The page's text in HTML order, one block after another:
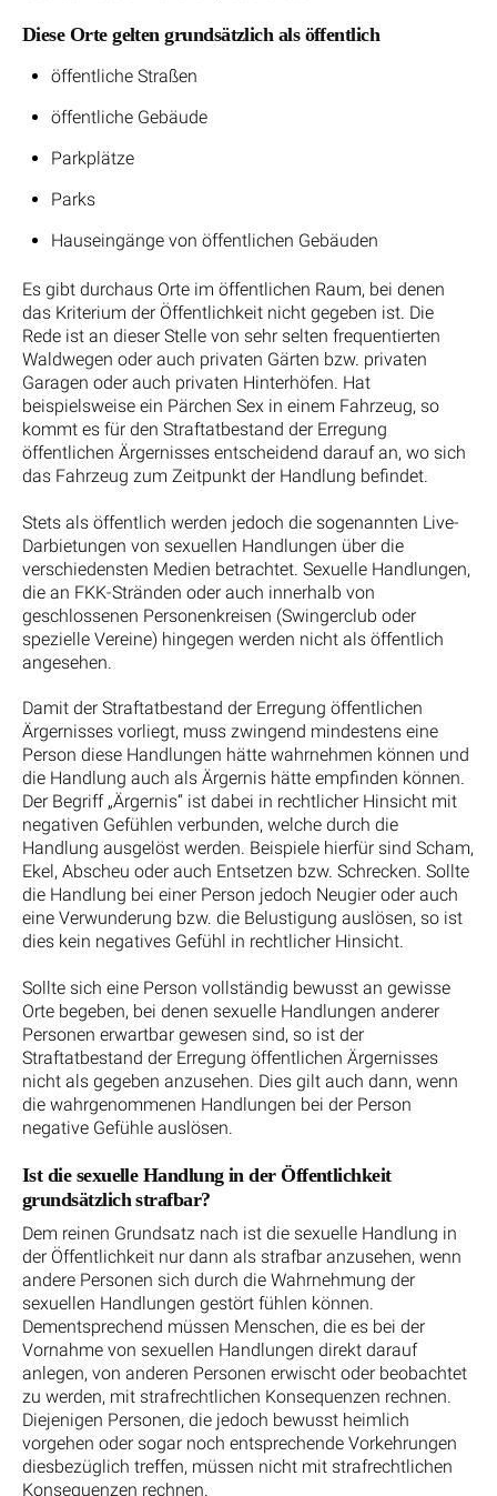
Diese Orte gelten grundsätzlich als öffentlich
öffentliche Straßen
öffentliche Gebäude
Parkplätze
Parks
Hauseingänge von öffentlichen Gebäuden
Es gibt durchaus Orte im öffentlichen Raum, bei denen
das Kriterium der Öffentlichkeit nicht gegeben ist. Die
Rede ist an dieser Stelle von sehr selten frequentierten
Waldwegen oder auch privaten Gärten bzw. privaten
Garagen oder auch privaten Hinterhöfen. Hat
beispielsweise ein Pärchen Sex in einem Fahrzeug, so
kommt es für den Straftatbestand der Erregung
öffentlichen Ärgernisses entscheidend darauf an, wo sich
das Fahrzeug zum Zeitpunkt der Handlung befindet.
Stets als öffentlich werden jedoch die sogenannten Live-
Darbietungen von sexuellen Handlungen über die
verschiedensten Medien betrachtet. Sexuelle Handlungen,
die an FKK-Stränden oder auch innerhalb von
geschlossenen Personenkreisen (Swingerclub oder
spezielle Vereine) hingegen werden nicht als öffentlich
angesehen.
Damit der Straftatbestand der Erregung öffentlichen
Ärgernisses vorliegt, muss zwingend mindestens eine
Person diese Handlungen hätte wahrnehmen können und
die Handlung auch als Ärgernis hätte empfinden können.
Der Begriff „Ärgernis“ ist dabei in rechtlicher Hinsicht mit
negativen Gefühlen verbunden, welche durch die
Handlung ausgelöst werden. Beispiele hierfür sind Scham,
Ekel, Abscheu oder auch Entsetzen bzw. Schrecken. Sollte
die Handlung bei einer Person jedoch Neugier oder auch
eine Verwunderung bzw. die Belustigung auslösen, so ist
dies kein negatives Gefühl in rechtlicher Hinsicht.
Sollte sich eine Person vollständig bewusst an gewisse
Orte begeben, bei denen sexuelle Handlungen anderer
Personen erwartbar gewesen sind, so ist der
Straftatbestand der Erregung öffentlichen Ärgernisses
nicht als gegeben anzusehen. Dies gilt auch dann, wenn
die wahrgenommenen Handlungen bei der Person
negative Gefühle auslösen.
Ist die sexuelle Handlung in der Öffentlichkeit
grundsätzlich strafbar?
Dem reinen Grundsatz nach ist die sexuelle Handlung in
der Öffentlichkeit nur dann als strafbar anzusehen, wenn
andere Personen sich durch die Wahrnehmung der
sexuellen Handlungen gestört fühlen können.
Dementsprechend müssen Menschen, die es bei der
Vornahme von sexuellen Handlungen direkt darauf
anlegen, von anderen Personen erwischt oder beobachtet
zu werden, mit strafrechtlichen Konsequenzen rechnen.
Diejenigen Personen, die jedoch bewusst heimlich
vorgehen oder sogar noch entsprechende Vorkehrungen
diesbezüglich treffen, müssen nicht mit strafrechtlichen
Konsequenzen rechnen.